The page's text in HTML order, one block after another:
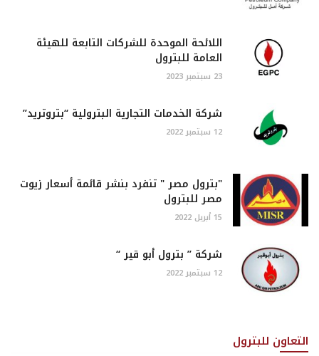
اللائحة الموحدة للشركات التابعة للهيئة
العامة للبترول
23 سبتمبر 2023
شركة الخدمات التجارية البترولية “بتروتريد”
12 سبتمبر 2022
"بترول مصر " تنفرد بنشر قائمة أسعار زيوت
مصر للبترول
15 أبريل 2022
شركة ” بترول أبو قير “
12 سبتمبر 2022
التعاون للبترول